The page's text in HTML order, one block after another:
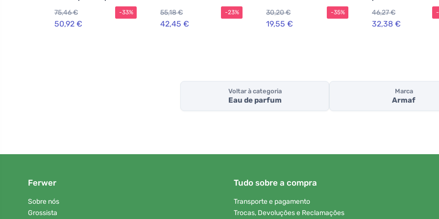
75,46 €
50,92 €
-33% 55,18 €
42,45 €
-23%
30,20 €
19,55 €
-35%
46,27 €
32,38 €
Voltar à categoria
Eau de parfum
Marca
Armaf
Ferwer
Sobre nós
Grossista
Tudo sobre a compra
Transporte e pagamento
Trocas, Devoluções e Reclamações